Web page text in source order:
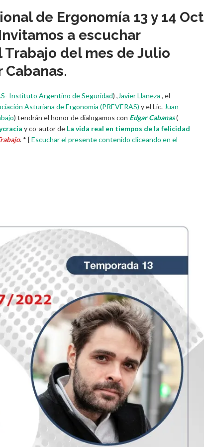
de Ergonomía 13 y 14 Oct
a escuchar
del mes de Julio
Instituto Argentino de Seguridad) ,Javier Llaneza , el
Asturiana de Ergonomía (PREVERAS) y el Lic. Juan
) tendrán el honor de dialogamos con Edgar Cabanas(
y co-autor de La vida real en tiempos de la felicidad
. * [Escuchar el presente contenido cliceando en el